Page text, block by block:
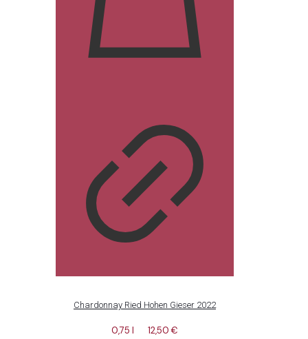
Chardonnay Ried Hohen Gieser 2022
0,75 l 12,50€